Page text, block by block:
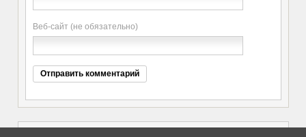
Веб-сайт (не обязательно)